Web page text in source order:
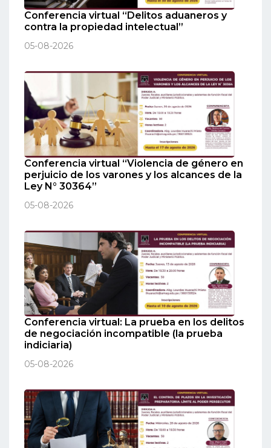
Conferencia virtual “Delitos aduaneros y
contra la propiedad intelectual”
05-08-2026
Conferencia virtual “Violencia de género en
perjuicio de los varones y los alcances de la
Ley N° 30364”
05-08-2026
Conferencia virtual: La prueba en los delitos
de negociación incompatible (la prueba
indiciaria)
05-08-2026